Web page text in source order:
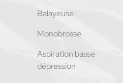
Balayeuse
Monobrosse
Aspiration basse
dépression